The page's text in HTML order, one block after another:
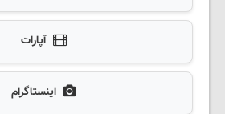
آپارات
اینستاگرام